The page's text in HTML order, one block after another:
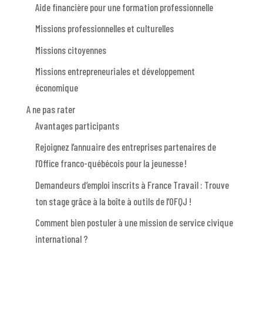
Aide financière pour une formation professionnelle
Missions professionnelles et culturelles
Missions citoyennes
Missions entrepreneuriales et développement
économique
A ne pas rater
Avantages participants
Rejoignez l’annuaire des entreprises partenaires de
l’Office franco-québécois pour la jeunesse !
Demandeurs d’emploi inscrits à France Travail : Trouve
ton stage grâce à la boîte à outils de l’OFQJ !
Comment bien postuler à une mission de service civique
international ?